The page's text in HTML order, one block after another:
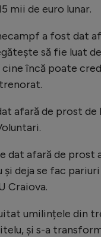
mii de euro lunar.
a fost dat
să fie luat
cine încă poate
afară de prost de
dat afară de prost
deja se fac pariuri
Craiova.
umilințele din
și s-a